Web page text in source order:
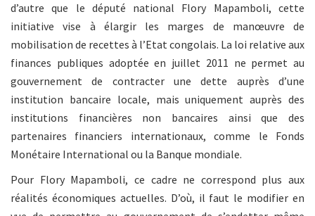
d’autre que le député national Flory Mapamboli, cette
initiative vise à élargir les marges de manœuvre de
mobilisation de recettes à l’Etat congolais. La loi relative aux
finances publiques adoptée en juillet 2011 ne permet au
gouvernement de contracter une dette auprès d’une
institution bancaire locale, mais uniquement auprès des
institutions financières non bancaires ainsi que des
partenaires financiers internationaux, comme le Fonds
Monétaire International ou la Banque mondiale.
Pour Flory Mapamboli, ce cadre ne correspond plus aux
réalités économiques actuelles. D’où, il faut le modifier en